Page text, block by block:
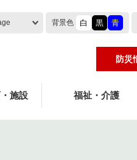
背景色 白 黒 青
防災
施設 福祉・介護